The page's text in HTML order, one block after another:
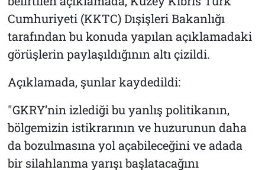
Cumhuriyeti (KKTC) Dışişleri Bakanlığı
tarafından bu konuda yapılan açıklamadaki
görüşlerin paylaşıldığının altı çizildi.
Açıklamada, şunlar kaydedildi:
"GKRY’nin izlediği bu yanlış politikanın,
bölgemizin istikrarının ve huzurunun daha
da bozulmasına yol açabileceğini ve adada
bir silahlanma yarışı başlatacağını